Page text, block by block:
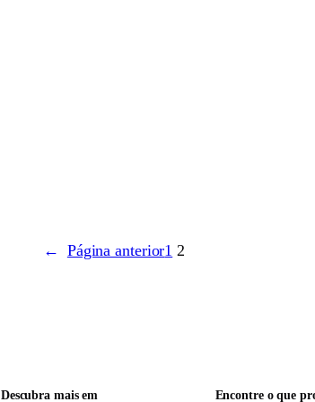
← Página anterior1 2
Descubra mais em Encontre o que